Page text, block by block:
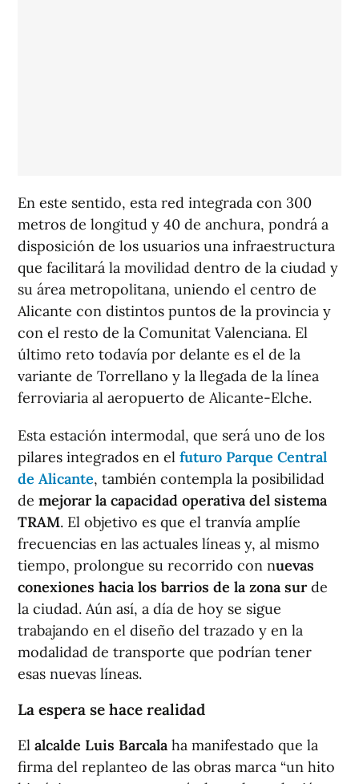
En este sentido, esta red integrada con 300
metros de longitud y 40 de anchura, pondrá a
disposición de los usuarios una infraestructura
que facilitará la movilidad dentro de la ciudad y
su área metropolitana, uniendo el centro de
Alicante con distintos puntos de la provincia y
con el resto de la Comunitat Valenciana. El
último reto todavía por delante es el de la
variante de Torrellano y la llegada de la línea
ferroviaria al aeropuerto de Alicante-Elche.
Esta estación intermodal, que será uno de los
pilares integrados en el futuro Parque Central
de Alicante, también contempla la posibilidad
de mejorar la capacidad operativa del sistema
TRAM. El objetivo es que el tranvía amplíe
frecuencias en las actuales líneas y, al mismo
tiempo, prolongue su recorrido con nuevas
conexiones hacia los barrios de la zona surde
la ciudad. Aún así, a día de hoy se sigue
trabajando en el diseño del trazado y en la
modalidad de transporte que podrían tener
esas nuevas líneas.
La espera se hace realidad
El alcalde Luis Barcala ha manifestado que la
firma del replanteo de las obras marca “un hito